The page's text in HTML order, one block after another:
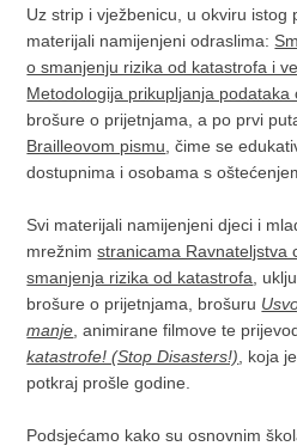
Uz strip i vježbenicu, u okviru istog
materijali namijenjeni odraslima:
o smanjenju rizika od katastrofa i
Metodologija prikupljanja podataka
brošure o prijetnjama, a po prvi
Brailleovom pismu , čime se
dostupnima i osobama s
Svi materijali namijenjeni djeci i
mrežnimstranicama Ravnateljstva
smanjenja rizika od katastrofa ,
brošure o prijetnjama, brošuru
manje , animirane filmove te
katastrofe! (Stop Disasters!) , koja
potkraj prošle godine.
Podsjećamo kako su osnovnim